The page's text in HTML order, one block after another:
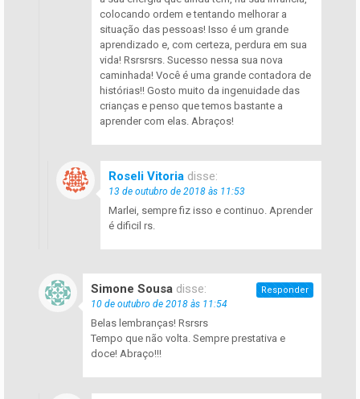
colocando ordem e tentando melhorar a
situação das pessoas! Isso é um grande
aprendizado e, com certeza, perdura em sua
vida! Rsrsrsrs. Sucesso nessa sua nova
caminhada! Você é uma grande contadora de
histórias!! Gosto muito da ingenuidade das
crianças e penso que temos bastante a
aprender com elas. Abraços!
Roseli Vitoria disse:
13 de outubro de 2018 às 11:53
Marlei, sempre fiz isso e continuo. Aprender
é dificil rs.
Simone Sousa disse:
10 de outubro de 2018 às 11:54
Belas lembranças! Rsrsrs
Tempo que não volta. Sempre prestativa e
doce! Abraço!!!
Responder